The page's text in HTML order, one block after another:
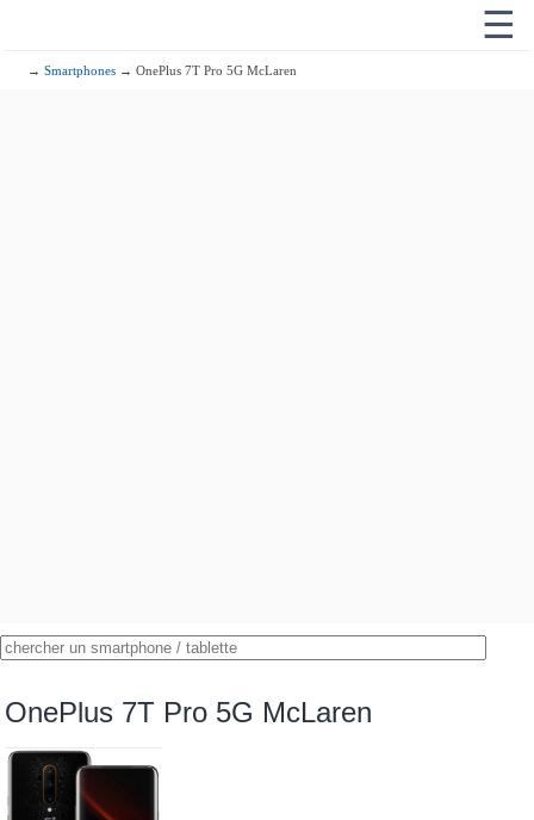
☰
→Smartphones → OnePlus 7T Pro 5G McLaren
OnePlus 7T Pro 5G McLaren